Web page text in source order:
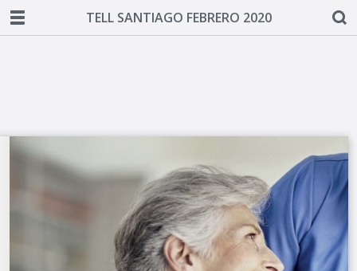
TELL SANTIAGO FEBRERO 2020